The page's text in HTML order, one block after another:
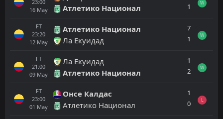
23:00
16 May
Атлетико Национал
1
W
FT
23:20
12 May
Атлетико Национал
Ла Екуидад
7
1
W
FT
21:00
09 May
Ла Екуидад
Атлетико Национал
1
2
W
FT
23:00
01 May
Онсе Калдас
Атлетико Национал
1
0
L